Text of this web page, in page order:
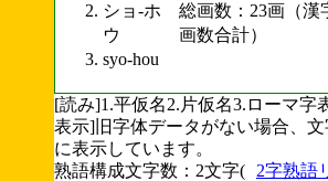
ショ-ホ
ウ
syo-hou
総画数：23画（漢
画数合計）
[読み]1.平仮名2.片仮名3.ローマ字
表示]旧字体データがない場合、
に表示しています。
熟語構成文字数：2文字(
2字熟語